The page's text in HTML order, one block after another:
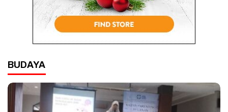
BUDAYA